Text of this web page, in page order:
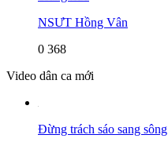
NSƯT Hồng Vân
0 368
Video dân ca mới
Đừng trách sáo sang sông